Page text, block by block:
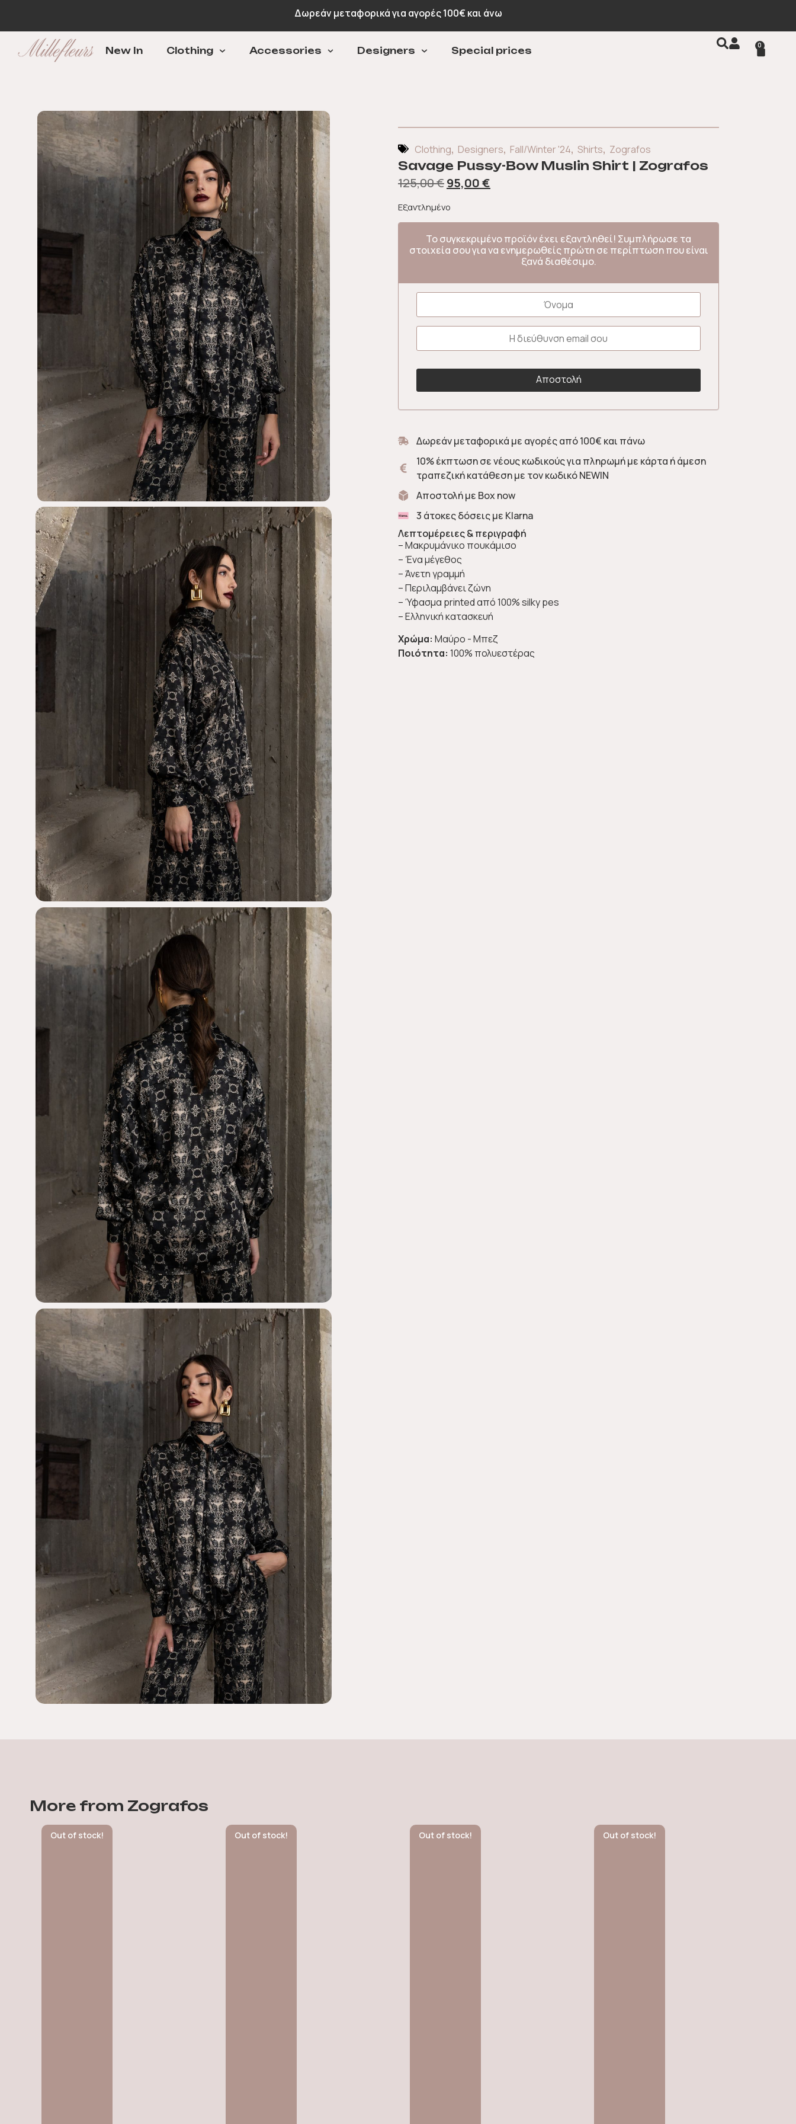
Δωρεάν μεταφορικά για αγορές 100€ και άνω
New In Clothing Accessories Designers Special prices 0
Clothing, Designers, Fall/Winter '24, Shirts, Zografos
Savage Pussy-Bow Muslin Shirt | Zografos
125,00€95,00€
Εξαντλημένο
Το συγκεκριμένο προϊόν έχει εξαντληθεί! Συμπλήρωσε τα
στοιχεία σου για να ενημερωθείς πρώτη σε περίπτωση που είναι
ξανά διαθέσιμο.
Δωρεάν μεταφορικά με αγορές από 100€ και πάνω
10% έκπτωση σε νέους κωδικούς για πληρωμή με κάρτα ή άμεση
τραπεζική κατάθεση με τον κωδικό NEWIN
Αποστολή με Box now
3 άτοκες δόσεις με Klarna
Λεπτομέρειες & περιγραφή
– Μακρυμάνικο πουκάμισο
– Ένα μέγεθος
– Άνετη γραμμή
– Περιλαμβάνει ζώνη
– Ύφασμα printed από 100% silky pes
– Ελληνική κατασκευή
Χρώμα: Μαύρο - Μπεζ
Ποιότητα: 100% πολυεστέρας
More from Zografos
Out of stock! Out of stock! Out of stock! Out of stock!